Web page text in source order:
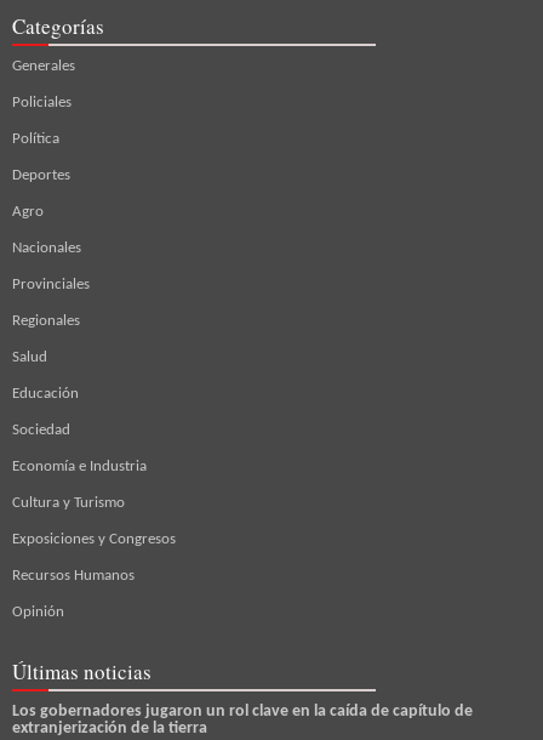
Categorías
Generales
Policiales
Política
Deportes
Agro
Nacionales
Provinciales
Regionales
Salud
Educación
Sociedad
Economía e Industria
Cultura y Turismo
Exposiciones y Congresos
Recursos Humanos
Opinión
Últimas noticias
Los gobernadores jugaron un rol clave en la caída de capítulo de
extranjerización de la tierra